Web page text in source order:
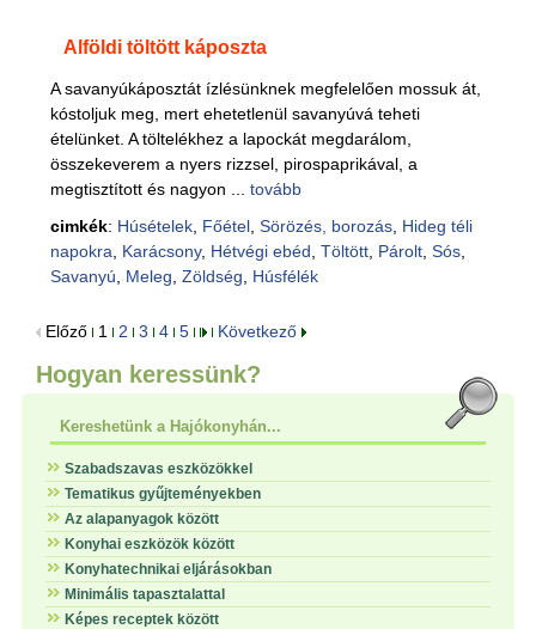
Alföldi töltött káposzta
A savanyúkáposztát ízlésünknek megfelelően mossuk át,
kóstoljuk meg, mert ehetetlenül savanyúvá teheti
ételünket. A töltelékhez a lapockát megdarálom,
összekeverem a nyers rizzsel, pirospaprikával, a
megtisztított és nagyon ... tovább
cimkék: Húsételek, Főétel, Sörözés, borozás, Hideg téli
napokra
Karácsony, Hétvégi ebéd Töltött, Párolt, Sós,
Savanyú
Meleg Zöldség Húsfélék
Előző 1 2 3 4 5 Következő
Hogyan keressünk?
Kereshetünk a Hajókonyhán...
Szabadszavas eszközökkel
Tematikus gyűjteményekben
Az alapanyagok között
Konyhai eszközök között
Konyhatechnikai eljárásokban
Minimális tapasztalattal
Képes receptek között